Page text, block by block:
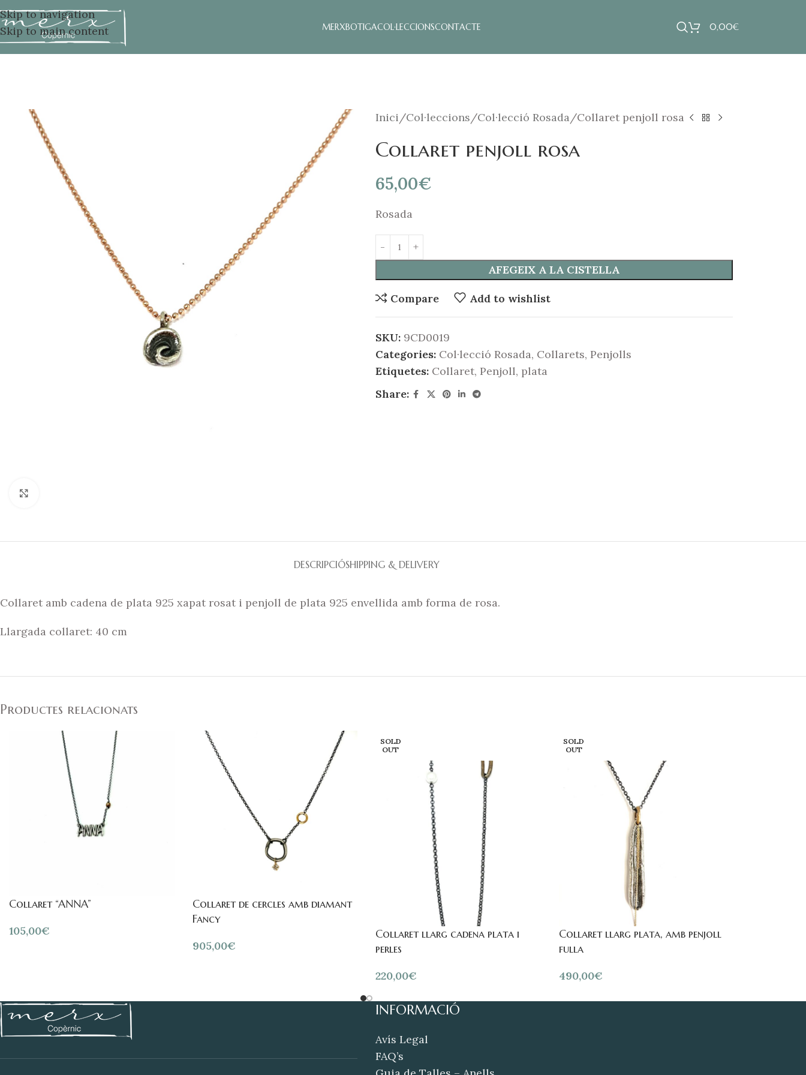
Skip to navigation
Skip to main content
MERXBOTIGACOL·LECCIONSCONTACTE 0,00€
Inici Col·leccions Col·lecció Rosada Collaret penjoll rosa
Collaret penjoll rosa
65,00€
Rosada
AFEGEIX A LA CISTELLA
Compare Add to wishlist
SKU: 9CD0019
Categories: Col·lecció Rosada, Collarets, Penjolls
Etiquetes: Collaret, Penjoll, plata
Share:
DESCRIPCIÓSHIPPING & DELIVERY
Collaret amb cadena de plata 925 xapat rosat i penjoll de plata 925 envellida amb forma de rosa.
Llargada collaret: 40 cm
Productes relacionats
Collaret “ANNA”
105,00€
Collaret de cercles amb diamant
Fancy
905,00€
SOLD
OUT
Collaret llarg cadena plata i
perles
220,00€
SOLD
OUT
Collaret llarg plata, amb penjoll
fulla
490,00€
INFORMACIÓ
Avís Legal
FAQ’s